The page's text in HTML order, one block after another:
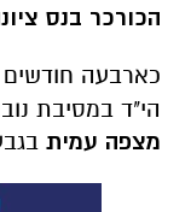
הכורכר בנס
כארבעה
הי"ד במסיבת
מצפה עמית